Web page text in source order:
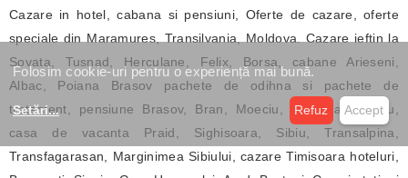
Cazare in hotel, cabana si pensiuni, Oferte de cazare, oferte
speciale din Maramures, Transilvania, Moldova. Cazare ieftin la
Sovata, Tusnad, Herculane, Felix, Borsa, cabane Arieseni,
Albac, Poiana Brasov pachete de odihna si pachete de
tratament, pensiune Brasov, Bran, Moeciu, Cluj, Lacu Rosu,
casa de vacanta Praid, Sighisoara, Sibiu, Transalpina,
Transfagarasan, Marginimea Sibiului, cazare Timisoara hoteluri,
Folosim cookie-uri pentru o experiență mai bună.
Setări... Refuz Accept